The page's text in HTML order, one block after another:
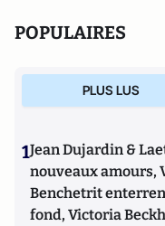
POPULAIRES
PLUS LUS
1Jean Dujardin &
nouveaux amours,
Benchetrit
fond, Victoria